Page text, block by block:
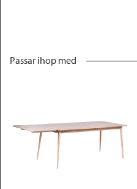
Passar ihop med